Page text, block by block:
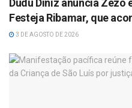
Dudu Diniz anuncia Zezo
Festeja Ribamar, que
3 DE AGOSTO DE 2026